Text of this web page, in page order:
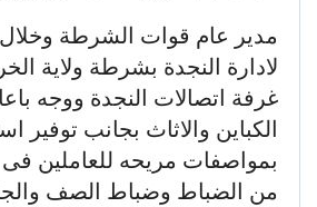
مدير عام قوات الشرطة وخلال
لادارة النجدة بشرطة ولاية
غرفة اتصالات النجدة ووجه
الكباين والاثاث بجانب توفير
بمواصفات مريحه للعاملين فى
من الضباط وضباط الصف